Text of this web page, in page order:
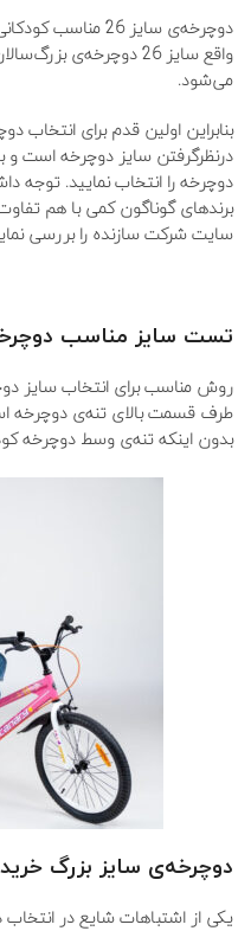
واقع سایز 26 دوچرخه‌ی
می‌شود.
بنابراین اولین قدم برای انتخاب
درنظرگرفتن سایز دوچرخه است و
دوچرخه را انتخاب نمایید. توجه
برندهای گوناگون کمی با هم تفاوت
سایت شرکت سازنده را بررسی
تست سایز مناسب
روش مناسب برای انتخاب سایز
طرف قسمت بالای تنه‌ی دوچرخه
بدون اینکه تنه‌ی وسط دوچرخه
دوچرخهی سایز بزرگ
یکی از اشتباهات شایع در